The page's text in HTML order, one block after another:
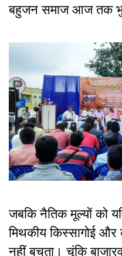
बहुजन समाज आज तक
जबकि नैतिक मूल्यों को
मिथकीय किस्सागोई
नहीं बचता। चूंकि